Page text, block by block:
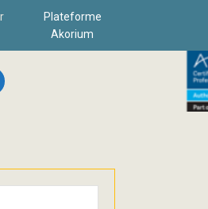
Plateforme
Akorium